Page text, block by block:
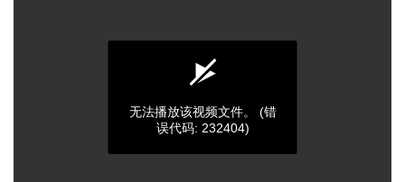
无法播放该视频文件。
(错
误代码: 232404)